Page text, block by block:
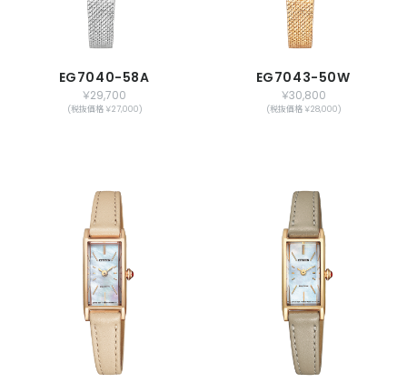
EG7040-58A
￥29,700
(税抜価格 ￥27,000)
EG7043-50W
￥30,800
(税抜価格 ￥28,000)